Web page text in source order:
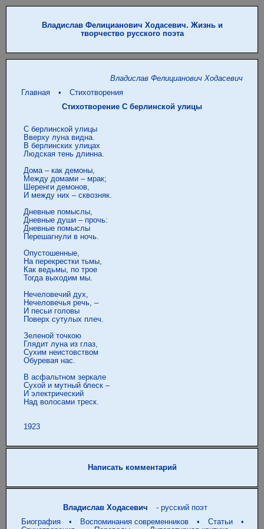
Владислав Фелицианович Ходасевич. Жизнь и
творчество русского поэта
Владислав Фелицианович Ходасевич
Главная
•
Стихотворения
Стихотворение С берлинской улицы
С берлинской улицы
Вверху луна видна.
В берлинских улицах
Людская тень длинна.
Дома – как демоны,
Между домами – мрак;
Шеренги демонов,
И между них – сквозняк.
Дневные помыслы,
Дневные души – прочь:
Дневные помыслы
Перешагнули в ночь.
Опустошенные,
На пеpeкpeстки тьмы,
Как ведьмы, по трое
Тогда выходим мы.
Нечеловечий дух,
Нечеловечья речь, –
И песьи головы
Поверх сутулых плеч.
Зеленой точкою
Глядит луна из глаз,
Сухим неистовством
Обуревая нас.
В асфальтном зеркале
Сухой и мутный блеск –
И электрический
Над волосами треск.
Написать комментарий
Владислав Ходасевич
- русский поэт
Биография
• Воспоминания современников • Статьи
•